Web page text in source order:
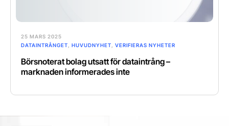
25 MARS 2025
DATAINTRÅNGET
HUVUDNYHET VERIFIERAS NYHETER
Börsnoterat bolag utsatt för dataintrång –
marknaden informerades inte